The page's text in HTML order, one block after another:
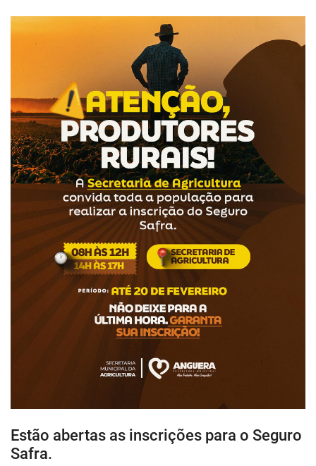
Estão abertas as inscrições para o Seguro
Safra.